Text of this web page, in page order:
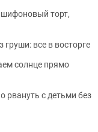
торт,
груши: все в восторге
солнце прямо
рвануть с детьми без